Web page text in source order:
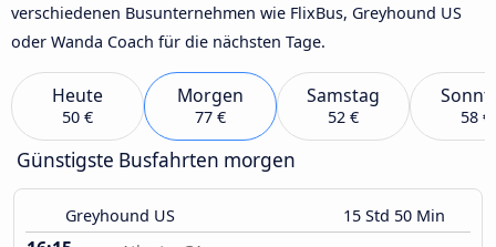
verschiedenen Busunternehmen wie FlixBus, Greyhound US
oder Wanda Coach für die nächsten Tage.
Heute
50 €
Morgen
77 €
Samstag
52 € 58 €
Günstigste Busfahrten morgen
Greyhound US 15 Std 50 Min